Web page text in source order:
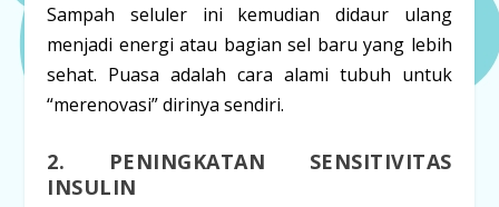
Sampah seluler ini kemudian didaur ulang
menjadi energi atau bagian sel baru yang lebih
sehat. Puasa adalah cara alami tubuh untuk
“merenovasi” dirinya sendiri.
2. PENINGKATAN SENSITIVITAS
INSULIN